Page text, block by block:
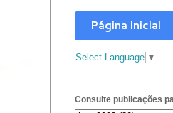
Página inicial
Select Language ▼
Consulte publicações